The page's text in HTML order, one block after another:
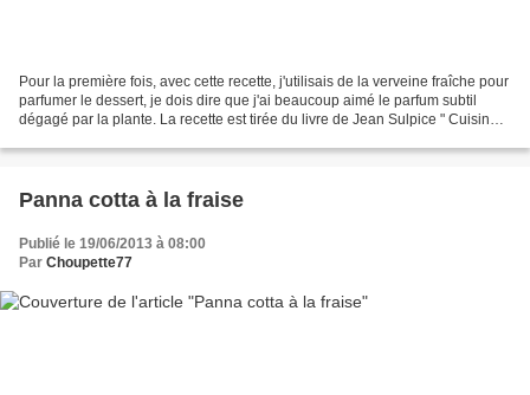
Pour la première fois, avec cette recette, j'utilisais de la verveine fraîche pour
parfumer le dessert, je dois dire que j'ai beaucoup aimé le parfum subtil
dégagé par la plante. La recette est tirée du livre de Jean Sulpice " Cuisine
Panna cotta à la fraise
Publié le 19/06/2013 à 08:00
Par Choupette77